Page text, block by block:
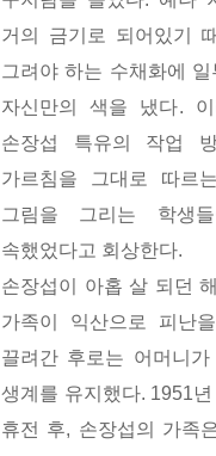
거의 금기로 되어있기
그려야 하는 수채화에
자신만의 색을 냈다.
손장섭 특유의 작업
가르침을 그대로 따르
그림을 그리는 학생
속했었다고 회상한다.
손장섭이 아홉 살 되던
가족이 익산으로 피난
끌려간 후로는 어머니
생계를 유지했다. 1951
휴전 후, 손장섭의 가족